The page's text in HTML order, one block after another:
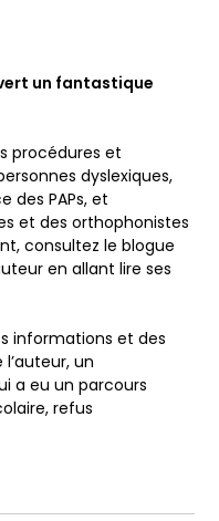
un fantastique
procédures et
dyslexiques,
des PAPs, et
et des orthophonistes
consultez le blogue
en allant lire ses
informations et des
un
a eu un parcours
refus